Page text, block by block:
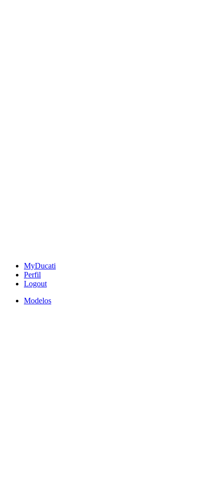
MyDucati
Perfil
Logout
Modelos